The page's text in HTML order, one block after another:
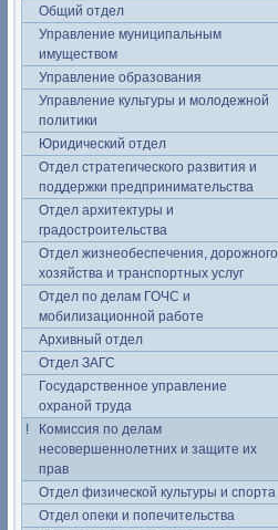
Общий отдел
Управление муниципальным
имуществом
Управление образования
Управление культуры и молодежной
политики
Юридический отдел
Отдел стратегического развития и
поддержки предпринимательства
Отдел архитектуры и
градостроительства
Отдел жизнеобеспечения, дорожного
хозяйства и транспортных услуг
Отдел по делам ГОЧС и
мобилизационной работе
Архивный отдел
Отдел ЗАГС
Государственное управление
охраной труда
Комиссия по делам
несовершеннолетних и защите их
прав
Отдел физической культуры и спорта
Отдел опеки и попечительства